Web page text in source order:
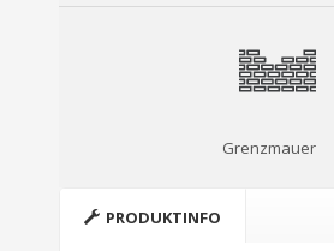
Grenzmauer
PRODUKTINFO